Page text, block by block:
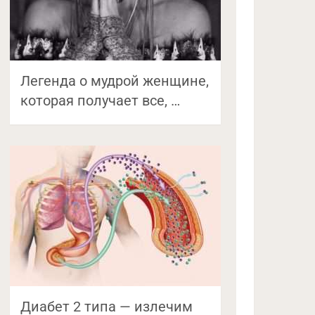
Легенда о мудрой женщине,
которая получает все, …
Диабет 2 типа — излечим